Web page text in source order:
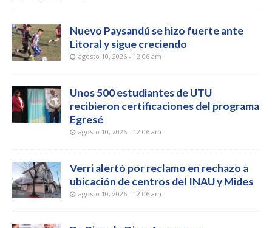
Nuevo Paysandú se hizo fuerte ante
Litoral y sigue creciendo
agosto 10, 2026 - 12:06 am
Unos 500 estudiantes de UTU
recibieron certificaciones del programa
Egresé
agosto 10, 2026 - 12:06 am
Verri alertó por reclamo en rechazo a
ubicación de centros del INAU y Mides
agosto 10, 2026 - 12:06 am